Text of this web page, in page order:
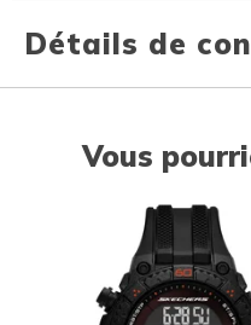
Détails de
Vous